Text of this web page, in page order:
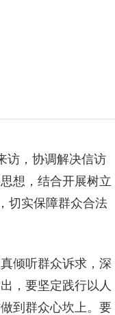
访，协调解决信访
想，结合开展树立
切实保障群众合法
倾听群众诉求，深
，要坚定践行以人
到群众心坎上。要